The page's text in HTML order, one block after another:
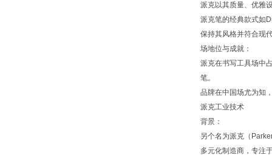
派克以其质量、优雅
派克笔的经典款式如
保持其风格并符合现
场地位与成就：
派克在书写工具场中
笔。
品牌在中国场尤为知
派克工业技术
背景：
另个名为派克（
多元化制造商，专注